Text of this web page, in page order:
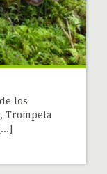
los
Trompeta